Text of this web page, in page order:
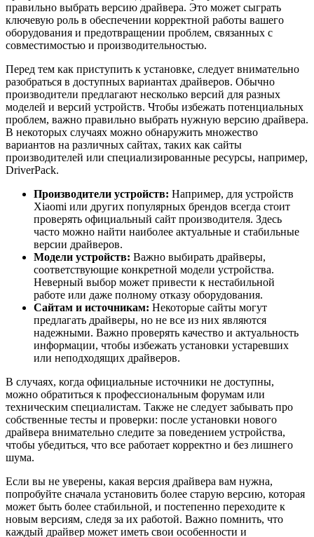
правильно выбрать версию драйвера. Это может сыграть
ключевую роль в обеспечении корректной работы вашего
оборудования и предотвращении проблем, связанных с
совместимостью и производительностью.
Перед тем как приступить к установке, следует внимательно
разобраться в доступных вариантах драйверов. Обычно
производители предлагают несколько версий для разных
моделей и версий устройств. Чтобы избежать потенциальных
проблем, важно правильно выбрать нужную версию драйвера.
В некоторых случаях можно обнаружить множество
вариантов на различных сайтах, таких как сайты
производителей или специализированные ресурсы, например,
DriverPack.
Производители устройств: Например, для устройств
Xiaomi или других популярных брендов всегда стоит
проверять официальный сайт производителя. Здесь
часто можно найти наиболее актуальные и стабильные
версии драйверов.
Модели устройств: Важно выбирать драйверы,
соответствующие конкретной модели устройства.
Неверный выбор может привести к нестабильной
работе или даже полному отказу оборудования.
Сайтам и источникам: Некоторые сайты могут
предлагать драйверы, но не все из них являются
надежными. Важно проверять качество и актуальность
информации, чтобы избежать установки устаревших
или неподходящих драйверов.
В случаях, когда официальные источники не доступны,
можно обратиться к профессиональным форумам или
техническим специалистам. Также не следует забывать про
собственные тесты и проверки: после установки нового
драйвера внимательно следите за поведением устройства,
чтобы убедиться, что все работает корректно и без лишнего
шума.
Если вы не уверены, какая версия драйвера вам нужна,
попробуйте сначала установить более старую версию, которая
может быть более стабильной, и постепенно переходите к
новым версиям, следя за их работой. Важно помнить, что
каждый драйвер может иметь свои особенности и